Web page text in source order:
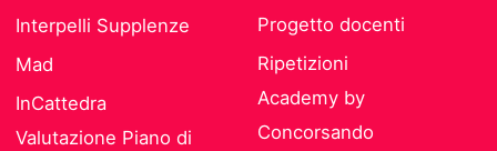
Interpelli Supplenze
Mad
InCattedra
Valutazione Piano di
Progetto docenti
Ripetizioni
Academy by
Concorsando